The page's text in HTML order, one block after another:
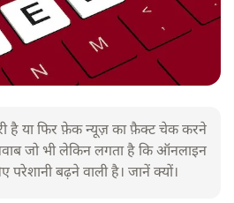
है या फिर फ़ेक न्यूज़ का फ़ैक्ट चेक करने
जो भी लेकिन लगता है कि ऑनलाइन
बढ़ने वाली है। जानें क्यों।